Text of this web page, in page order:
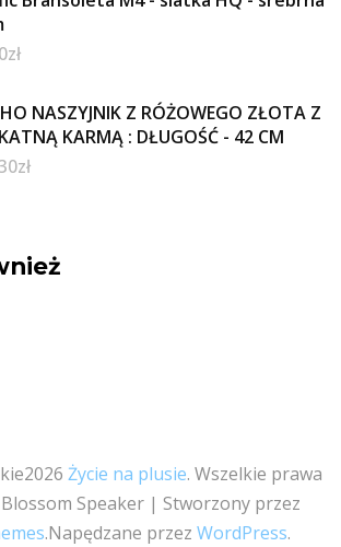
zł
NASZYJNIK Z RÓŻOWEGO ZŁOTA Z
KARMĄ : DŁUGOŚĆ - 42 CM
zł
Życie na plusie. Wszelkie prawa
Blossom Speaker | Stworzony przez
.Napędzane przez WordPress.